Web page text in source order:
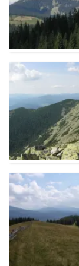
Для безпеки
досвідчені
рятувальники, а
розмежовані.